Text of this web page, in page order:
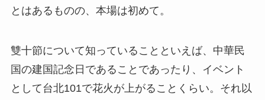
とはあるものの、本場は初めて。
雙十節について知っていることといえば、中華民
国の建国記念日であることであったり、イベント
として台北101で花火が上がることくらい。それ以